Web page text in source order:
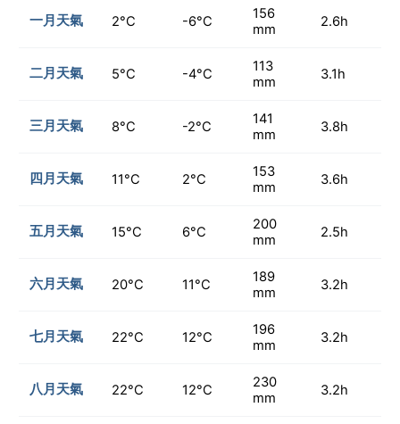
一月天氣 2°C -6°C
156
mm
2.6h
二月天氣 5°C -4°C
113
mm
3.1h
三月天氣 8°C -2°C
141
mm
3.8h
四月天氣 11°C 2°C
153
mm
3.6h
五月天氣 15°C 6°C
200
mm
2.5h
六月天氣 20°C 11°C
189
mm
3.2h
七月天氣 22°C 12°C
196
mm
3.2h
八月天氣 22°C 12°C
230
mm
3.2h